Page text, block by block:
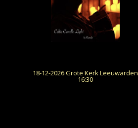
18-12-2026 Grote Kerk Leeuwarden
16:30